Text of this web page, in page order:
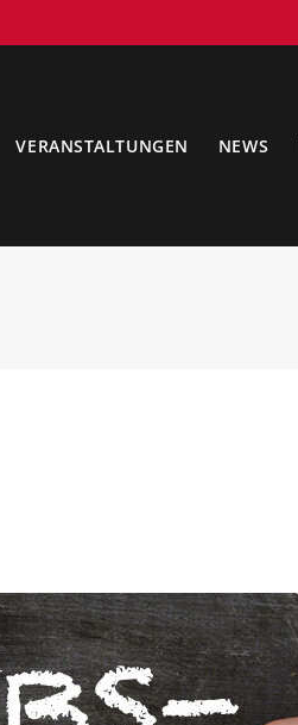
VERANSTALTUNGEN NEWS